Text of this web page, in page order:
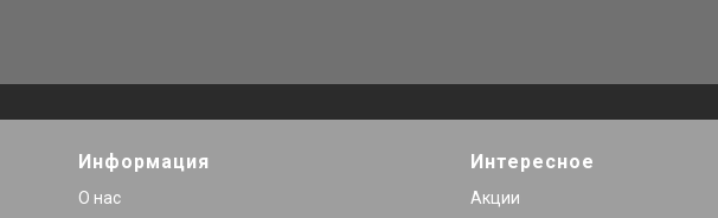
Информация
О нас
Интересное
Акции